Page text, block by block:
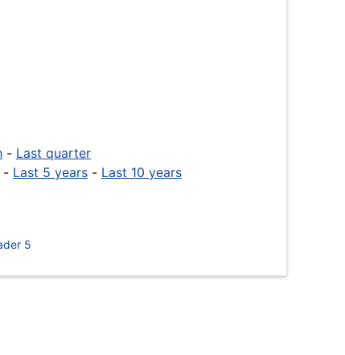
- Last quarter
- Last 5 years - Last 10 years
5